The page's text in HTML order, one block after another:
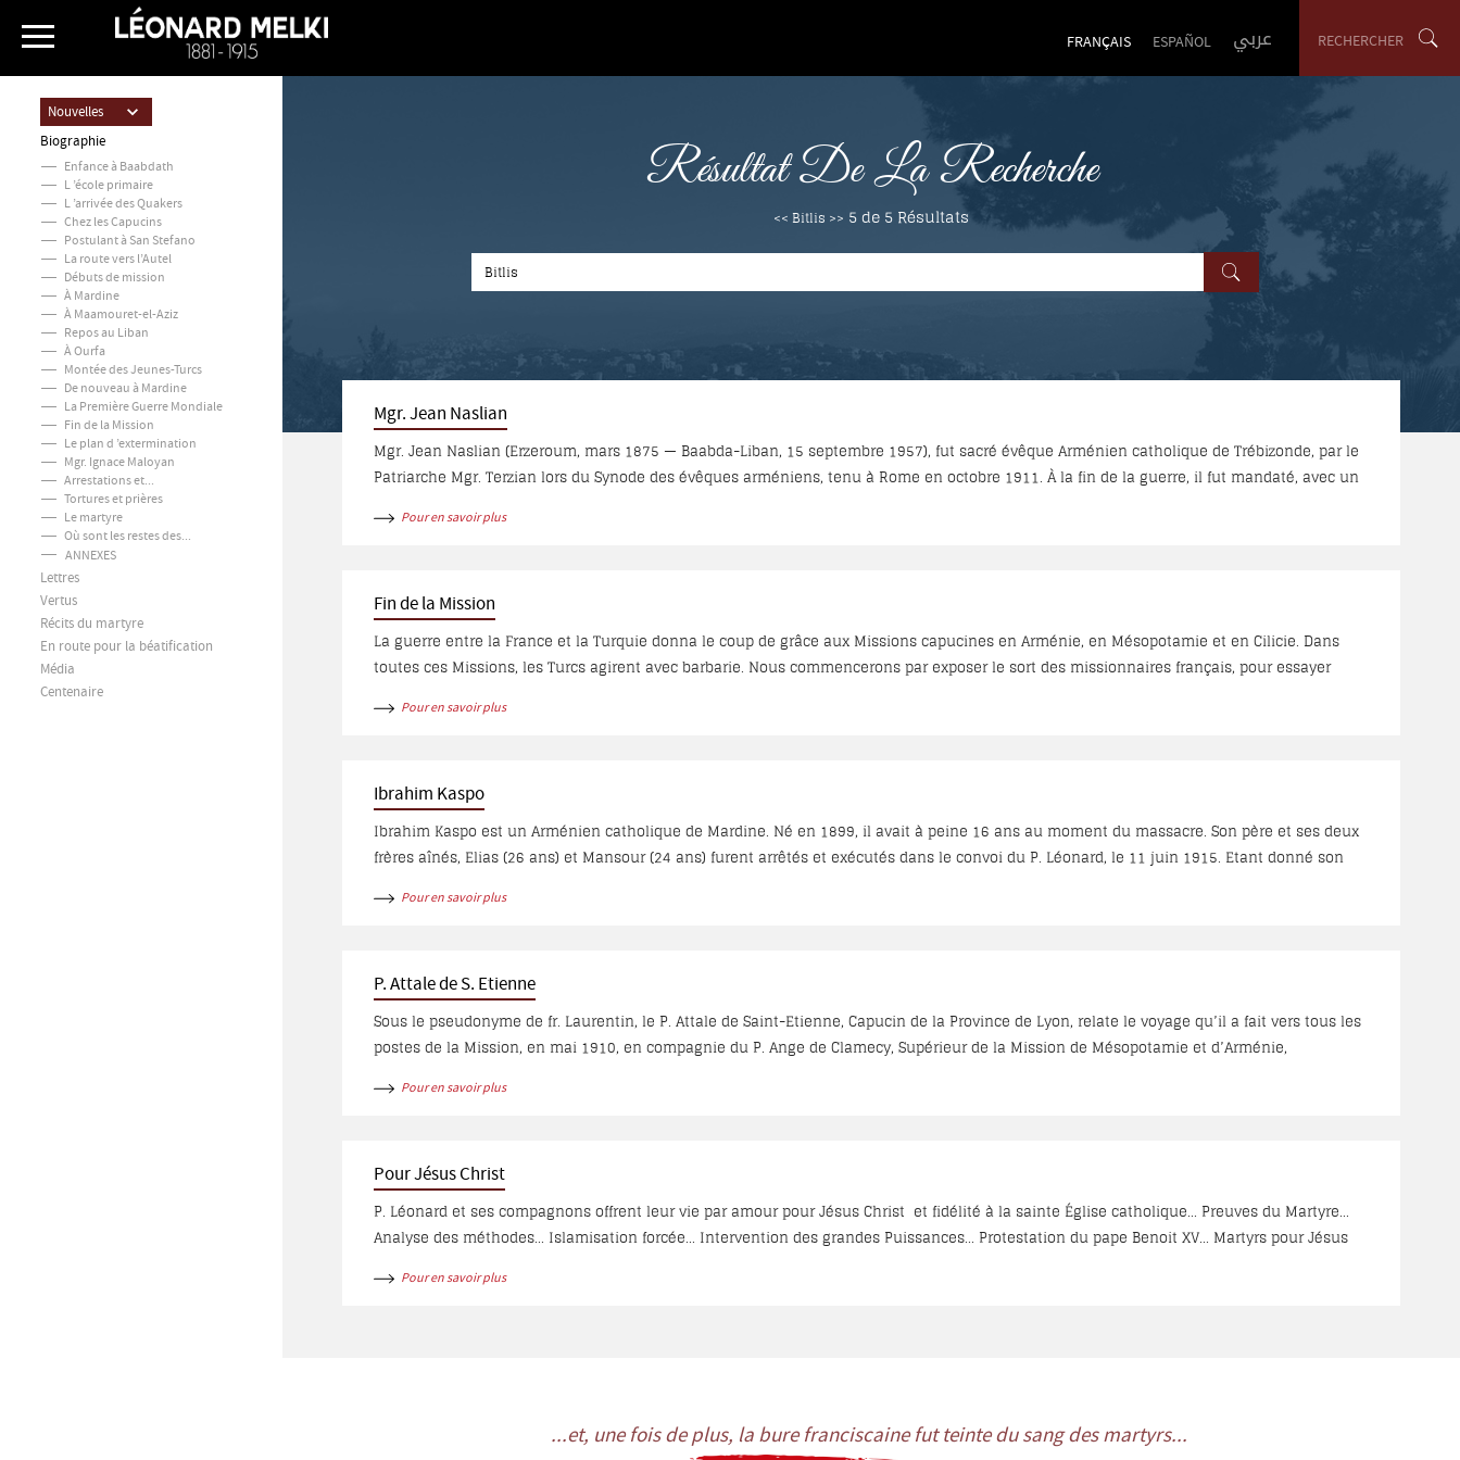
RECHERCHER
FRANÇAIS ESPAÑOL عربي
Nouvelles
Biographie
Enfance à Baabdath
L ’école primaire
L ’arrivée des Quakers
Chez les Capucins
Postulant à San Stefano
La route vers l’Autel
Débuts de mission
À Mardine
À Maamouret-el-Aziz
Repos au Liban
À Ourfa
Montée des Jeunes-Turcs
De nouveau à Mardine
La Première Guerre Mondiale
Fin de la Mission
Le plan d ’extermination
Mgr. Ignace Maloyan
Arrestations et...
Tortures et prières
Le martyre
Où sont les restes des...
ANNEXES
Lettres
Vertus
Récits du martyre
En route pour la béatification
Média
Centenaire
Résultat De La Recherche
<< Bitlis >> 5 de 5Résultats
Mgr. Jean Naslian
Mgr. Jean Naslian (Erzeroum, mars 1875 — Baabda-Liban, 15 septembre 1957), fut sacré évêque Arménien catholique de Trébizonde, par le
Patriarche Mgr. Terzian lors du Synode des évêques arméniens, tenu à Rome en octobre 1911. À la fin de la guerre, il fut mandaté, avec un
l’histoire spéciale du massacre des Evêques, Prêtres, Religieux et Religieuses arméniennes catholiques ». Mgr. Naslian se fit remettre les
Pour en savoir plus
Fin de la Mission
La guerre entre la France et la Turquie donna le coup de grâce aux Missions capucines en Arménie, en Mésopotamie et en Cilicie. Dans
toutes ces Missions, les Turcs agirent avec barbarie. Nous commencerons par exposer le sort des missionnaires français, pour essayer
Pour en savoir plus
Ibrahim Kaspo
Ibrahim Kaspo est un Arménien catholique de Mardine. Né en 1899, il avait à peine 16 ans au moment du massacre. Son père et ses deux
frères aînés, Elias (26 ans) et Mansour (24 ans) furent arrêtés et exécutés dans le convoi du P. Léonard, le 11 juin 1915. Etant donné son
passa le reste de sa vie. Il rédigea ses mémoires en arabe... Vu que ce récit comporte des détails uniques sur l’arrestation de Mgr. Maloyan
Pour en savoir plus
P. Attale de S. Etienne
Sous le pseudonyme de fr. Laurentin, le P. Attale de Saint-Etienne, Capucin de la Province de Lyon, relate le voyage qu’il a fait vers tous les
postes de la Mission, en mai 1910, en compagnie du P. Ange de Clamecy, Supérieur de la Mission de Mésopotamie et d’Arménie,
de 64 pages, daté au 25 août 1928, fort intéressant à cause de sa description vivante des lieux où a vécu P. Léonard. Nommé Supérieur de
Pour en savoir plus
Pour Jésus Christ
P. Léonard et ses compagnons offrent leur vie par amour pour Jésus Christ et fidélité à la sainte Église catholique... Preuves du Martyre...
Analyse des méthodes... Islamisation forcée... Intervention des grandes Puissances... Protestation du pape Benoit XV... Martyrs pour Jésus
Pour en savoir plus
...et, une fois de plus, la bure franciscaine fut teinte du sang des martyrs...